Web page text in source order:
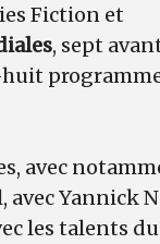
Fiction et
, sept
avec
avec Yannick
les talents